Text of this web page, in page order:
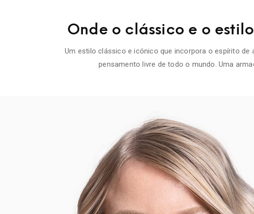
Onde o clássico e o
Um estilo clássico e icónico que incorpora o espírito de
pensamento livre de todo o mundo. Uma